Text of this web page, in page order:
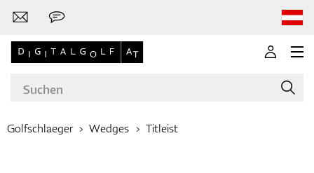
Golfschlaeger Wedges Titleist